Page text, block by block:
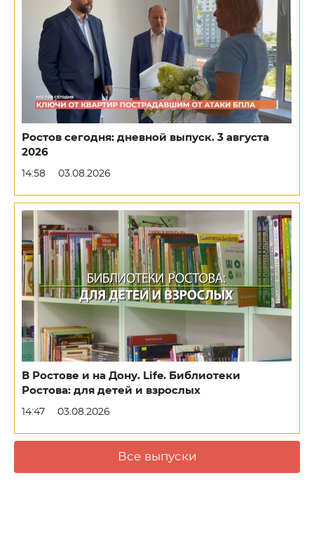
Ростов сегодня: дневной выпуск. 3 августа
2026
14:58 03.08.2026
В Ростове и на Дону. Life. Библиотеки
Ростова: для детей и взрослых
14:47 03.08.2026
Все выпуски